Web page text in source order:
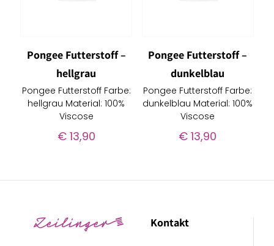
Pongee Futterstoff –
hellgrau
Pongee Futterstoff Farbe:
hellgrau Material: 100%
Viscose
€13,90
Pongee Futterstoff –
dunkelblau
Pongee Futterstoff Farbe:
dunkelblau Material: 100%
Viscose
€ 13,90
Kontakt